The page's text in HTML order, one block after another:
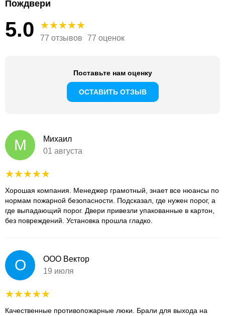
Пождвери
5.0 77 отзывов 77 оценок
Поставьте нам оценку
ОСТАВИТЬ ОТЗЫВ
М
Михаил
01 августа
Хорошая компания. Менеджер грамотный, знает все нюансы по
нормам пожарной безопасности. Подсказал, где нужен порог, а
где выпадающий порог. Двери привезли упакованные в картон,
без повреждений. Установка прошла гладко.
О
ООО Вектор
19 июля
Качественные противопожарные люки. Брали для выхода на